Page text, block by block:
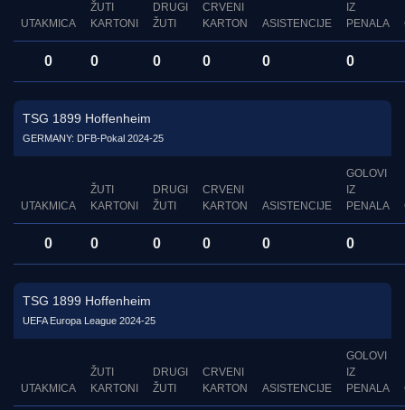
UTAKMICA
ŽUTI
KARTONI
DRUGI
ŽUTI
CRVENI
KARTON
ASISTENCIJE
IZ
PENALA
0 0 0 0 0 0
TSG 1899 Hoffenheim
GERMANY: DFB-Pokal 2024-25
UTAKMICA
ŽUTI
KARTONI
DRUGI
ŽUTI
CRVENI
KARTON
ASISTENCIJE
GOLOVI
IZ
PENALA
0 0 0 0 0 0
TSG 1899 Hoffenheim
UEFA Europa League 2024-25
UTAKMICA
ŽUTI
KARTONI
DRUGI
ŽUTI
CRVENI
KARTON
ASISTENCIJE
GOLOVI
IZ
PENALA